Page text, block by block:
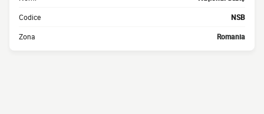
Codice NSB
Zona Romania